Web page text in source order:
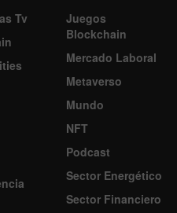
Tv
Juegos
Blockchain
Mercado Laboral
Metaverso
Mundo
NFT
Podcast
Sector Energético
Sector Financiero